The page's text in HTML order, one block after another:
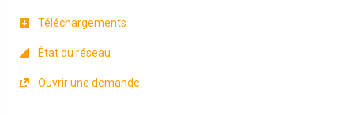
Téléchargements
État du réseau
Ouvrir une demande